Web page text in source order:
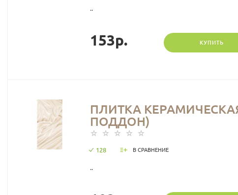
153р. КУПИТЬ
ПЛИТКА
ПОДДОН)
128 В СРАВНЕНИЕ